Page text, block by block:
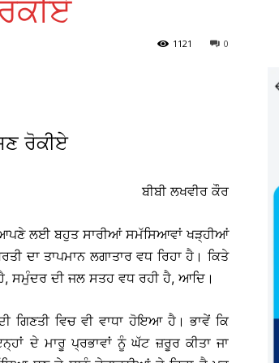
0
1121
ਰੋਕੀਏ
ਬੀਬੀ ਲਖਵੀਰ ਕੌਰ
ਲਈ ਬਹੁਤ ਸਾਰੀਆਂ ਸਮੱਸਿਆਵਾਂ ਖੜ੍ਹੀਆਂ
ਦਾ ਤਾਪਮਾਨ ਲਗਾਤਾਰ ਵਧ ਰਿਹਾ ਹੈ। ਕਿਤੇ
ਸਮੁੰਦਰ ਦੀ ਜਲ ਸਤਹ ਵਧ ਰਹੀ ਹੈ, ਆਦਿ।
ਗਿਣਤੀ ਵਿਚ ਵੀ ਵਾਧਾ ਹੋਇਆ ਹੈ। ਭਾਵੇਂ ਕਿ
ਦੇ ਮਾਰੂ ਪ੍ਰਭਾਵਾਂ ਨੂੰ ਘੱਟ ਜ਼ਰੂਰ ਕੀਤਾ ਜਾ